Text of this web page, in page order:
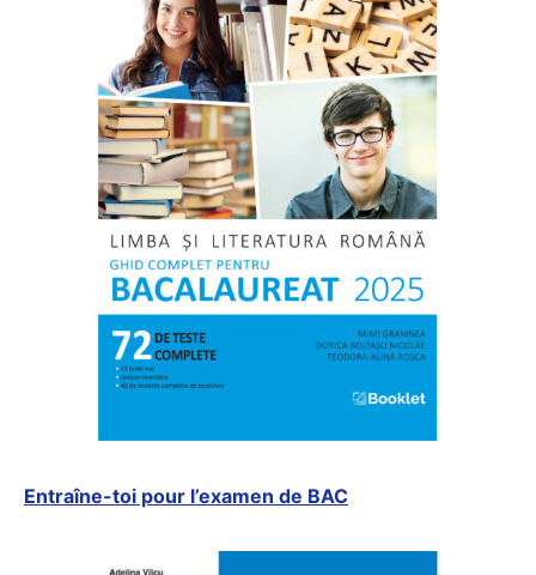
Entraîne-toi pour l’examen de BAC